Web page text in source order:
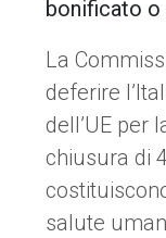
bonificato o
La
deferire
dell’UE per
chiusura di
salute